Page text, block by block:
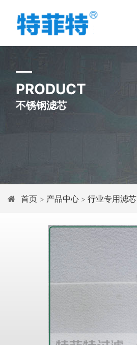
PRODUCT
不锈钢滤芯
首页 > 产品中心 > 行业专用滤芯